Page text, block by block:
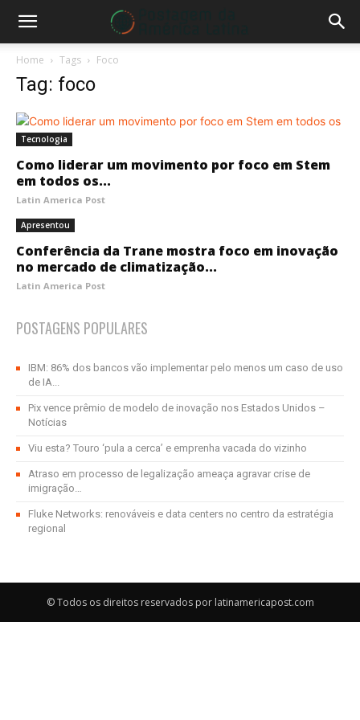
Home Tags Foco
Tag: foco
Tecnologia
Como liderar um movimento por foco em Stem
em todos os...
Latin America Post
Apresentou
Conferência da Trane mostra foco em inovação
no mercado de climatização...
Latin America Post
POSTAGENS POPULARES
IBM: 86% dos bancos vão implementar pelo menos um caso de uso
de IA...
Pix vence prêmio de modelo de inovação nos Estados Unidos –
Notícias
Viu esta? Touro ‘pula a cerca’ e emprenha vacada do vizinho
Atraso em processo de legalização ameaça agravar crise de
imigração…
Fluke Networks: renováveis e data centers no centro da estratégia
regional
© Todos os direitos reservados por latinamericapost.com